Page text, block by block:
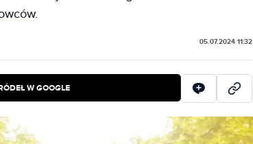
05.07.2024 11:32
W GOOGLE